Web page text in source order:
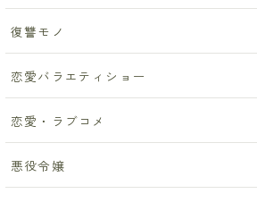
復讐モノ
恋愛バラエティショー
恋愛・ラブコメ
悪役令嬢